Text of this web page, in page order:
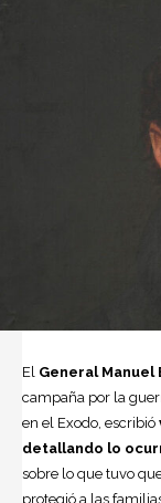
El General Manuel
campaña por la
en el Exodo, escribió
detallando lo
sobre lo que tuvo
protegió a las